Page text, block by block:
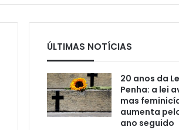
ÚLTIMAS NOTÍCIAS
20 anos da
Penha: a lei
mas
aumenta
ano seguido